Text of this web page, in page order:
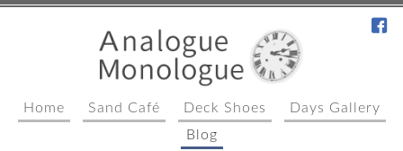
Home Sand Café Deck Shoes
Days Gallery
Blog